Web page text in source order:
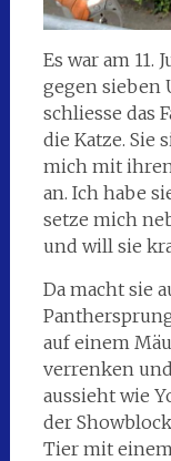
Es war am 11.
gegen sieben
schliesse das
die Katze. Sie
mich mit
an. Ich habe
setze mich
und will sie
Da macht sie
auf einem
verrenken
aussieht wie
der
Tier mit